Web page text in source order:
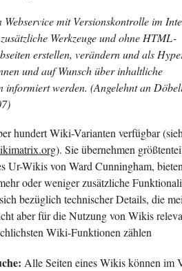
Webservice mit Versionskontrolle im
Werkzeuge und ohne HTML-
erstellen, verändern und als
und auf Wunsch über inhaltliche
informiert werden. (Angelehnt an
hundert Wiki-Varianten verfügbar
). Sie übernehmen
Ur-Wikis von Ward Cunningham,
oder weniger zusätzliche
bezüglich technischer Details, die
aber für die Nutzung von Wikis
Wiki-Funktionen zählen
Alle Seiten eines Wikis können im